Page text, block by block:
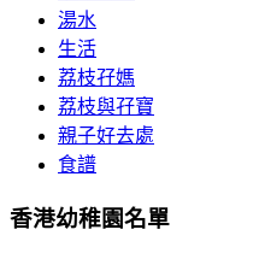
湯水
生活
荔枝孖媽
荔枝與孖寶
親子好去處
食譜
香港幼稚園名單